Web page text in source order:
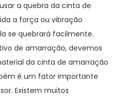
a quebra da cinta de
a força ou vibração
se quebrará facilmente.
de amarração, devemos
da cinta de amarração
é um fator importante
Existem muitos